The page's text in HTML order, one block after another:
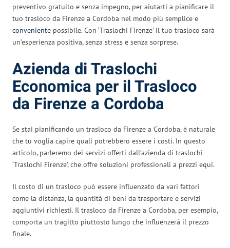
preventivo gratuito e senza impegno, per aiutarti a pianificare il
tuo trasloco da Firenze a Cordoba nel modo più semplice e
conveniente possibile. Con ‘Traslochi Firenze’ il tuo trasloco sarà
un’esperienza positiva, senza stress e senza sorprese.
Azienda di Traslochi
Economica per il Trasloco
da Firenze a Cordoba
Se stai pianificando un trasloco da Firenze a Cordoba, è naturale
che tu voglia capire quali potrebbero essere i costi. In questo
articolo, parleremo dei servizi offerti dall’azienda di traslochi
‘Traslochi Firenze’, che offre soluzioni professionali a prezzi equi.
Il costo di un trasloco può essere influenzato da vari fattori
come la distanza, la quantità di beni da trasportare e servizi
aggiuntivi richiesti. Il trasloco da Firenze a Cordoba, per esempio,
comporta un tragitto piuttosto lungo che influenzerà il prezzo
finale.